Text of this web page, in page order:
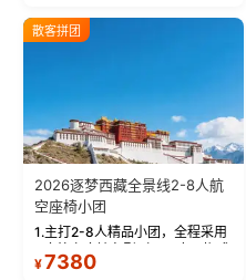
反根本不是事儿 ！ 【无人机航
拍】-雪山/圣湖/...
散客拼团
2026逐梦西藏全景线2-8人航
空座椅小团
1.主打2-8人精品小团，全程采用
9座航空座椅车型（360度环抱式
座舱），提供VIP级别的舒适出行
¥7380